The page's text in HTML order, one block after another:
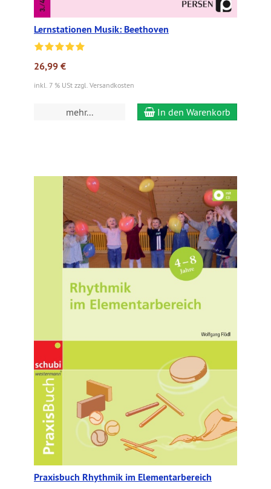
Lernstationen Musik: Beethoven
26,99 €
inkl. 7 % USt zzgl. Versandkosten
mehr... In den Warenkorb
Praxisbuch Rhythmik im Elementarbereich